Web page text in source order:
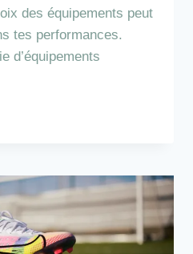
des équipements peut
tes performances.
d’équipements